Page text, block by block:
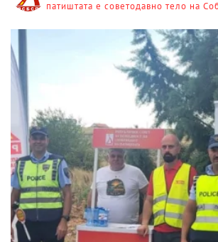
патиштата е советодавно тело на